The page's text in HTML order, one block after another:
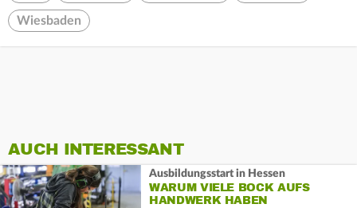
Wiesbaden
AUCH INTERESSANT
Ausbildungsstart in Hessen
WARUM VIELE BOCK AUFS
HANDWERK HABEN